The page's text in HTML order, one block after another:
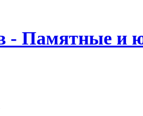
- Памятные и